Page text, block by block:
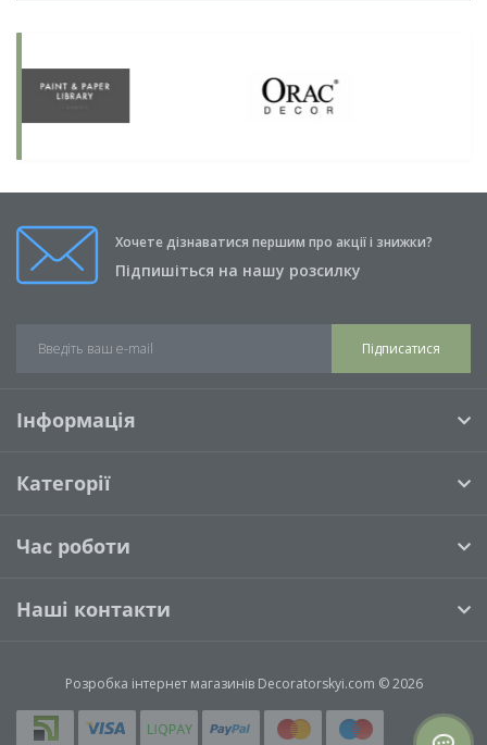
Хочете дізнаватися першим про акції і знижки?
Підпишіться на нашу розсилку
Підписатися
Інформація
Категорії
Час роботи
Наші контакти
Розробка інтернет магазинівDecoratorskyi.com © 2026